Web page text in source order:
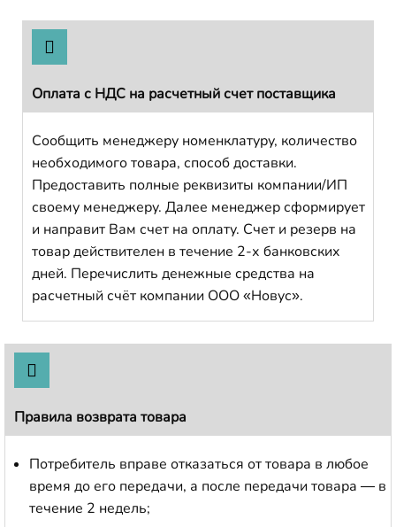
Оплата с НДС на расчетный счет поставщика
Сообщить менеджеру номенклатуру, количество
необходимого товара, способ доставки.
Предоставить полные реквизиты компании/ИП
своему менеджеру. Далее менеджер сформирует
и направит Вам счет на оплату. Счет и резерв на
товар действителен в течение 2-х банковских
дней. Перечислить денежные средства на
расчетный счёт компании ООО «Новус».
Правила возврата товара
Потребитель вправе отказаться от товара в любое
время до его передачи, а после передачи товара — в
течение 2 недель;